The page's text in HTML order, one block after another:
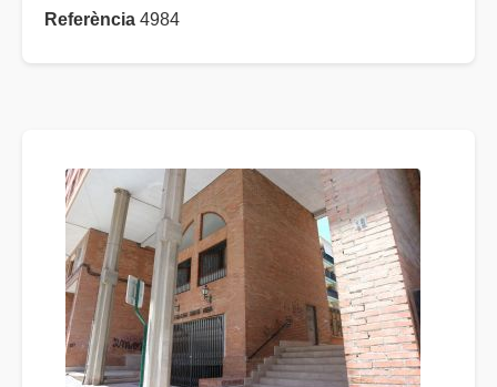
Referència 4984